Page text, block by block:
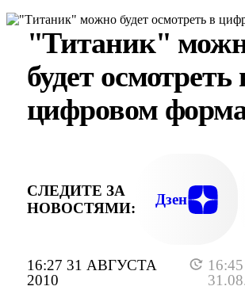
16:27 31 АВГУСТА
2010
16:45
"Титаник"
будет осмотреть
цифровом
СЛЕДИТЕ ЗА
НОВОСТЯМИ:
Дзен